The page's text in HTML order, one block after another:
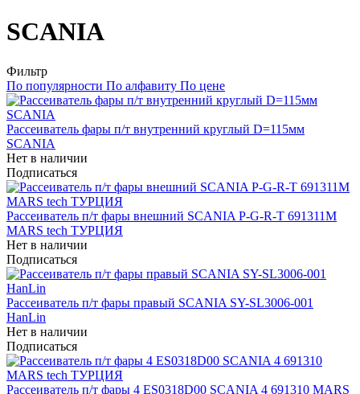
SCANIA
Фильтр
По популярности По алфавиту По цене
Рассеиватель фары п/т внутренний круглый D=115мм
SCANIA
Нет в наличии
Подписаться
Рассеиватель п/т фары внешний SCANIA P-G-R-T 691311M
MARS tech ТУРЦИЯ
Нет в наличии
Подписаться
Рассеиватель п/т фары правый SCANIA SY-SL3006-001
HanLin
Нет в наличии
Подписаться
Рассеиватель п/т фары 4 ES0318D00 SCANIA 4 691310 MARS